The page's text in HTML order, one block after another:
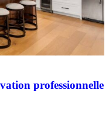
professionnelle